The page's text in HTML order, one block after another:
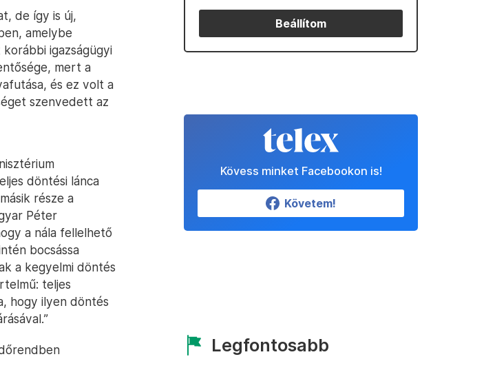
de így is új,
amelybe
igazságügyi
mert a
és ez volt a
szenvedett az
döntési lánca
része a
Péter
a nála fellelhető
bocsássa
a kegyelmi döntés
teljes
hogy ilyen döntés
Beállítom
Kövess minket Facebookon is!
Követem!
Legfontosabb